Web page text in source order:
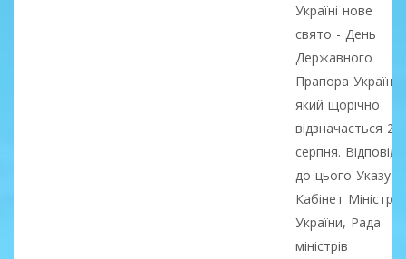
Україні нове
свято - День
Державного
Прапора України,
який щорічно
відзначається 23
серпня.
до цього Указу
Кабінет Міністрів
України, Рада
міністрів